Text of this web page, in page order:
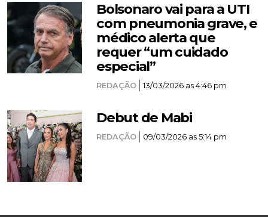
Bolsonaro vai para a UTI
com pneumonia grave, e
médico alerta que
requer “um cuidado
especial”
REDAÇÃO 13/03/2026 as 4:46 pm
Debut de Mabi
REDAÇÃO 09/03/2026 as 5:14 pm